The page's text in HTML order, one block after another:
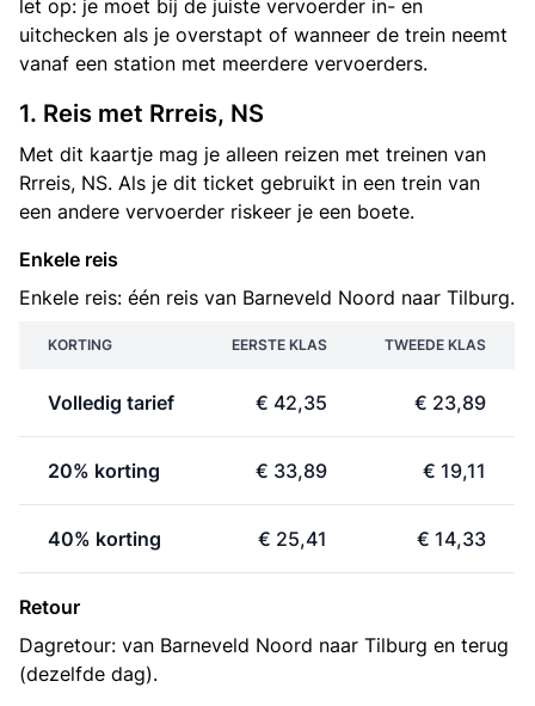
let op: je moet bij de juiste vervoerder in- en
uitchecken als je overstapt of wanneer de trein neemt
vanaf een station met meerdere vervoerders.
1. Reis met Rrreis, NS
Met dit kaartje mag je alleen reizen met treinen van
Rrreis, NS. Als je dit ticket gebruikt in een trein van
een andere vervoerder riskeer je een boete.
Enkele reis
Enkele reis: één reis van Barneveld Noord naar Tilburg.
KORTING EERSTE KLAS TWEEDE KLAS
Volledig tarief € 42,35 € 23,89
20% korting € 33,89 € 19,11
40% korting € 25,41 € 14,33
Retour
Dagretour: van Barneveld Noord naar Tilburg en terug
(dezelfde dag).